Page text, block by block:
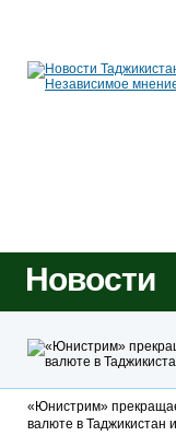
Новости
«Юнистрим»
валюте в Таджикистан